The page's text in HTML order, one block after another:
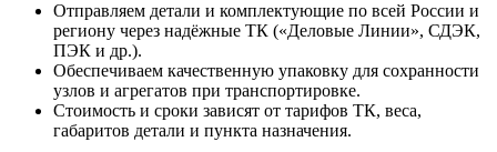
Отправляем детали и комплектующие по всей России и
региону через надёжные ТК («Деловые Линии», СДЭК,
ПЭК и др.).
Обеспечиваем качественную упаковку для сохранности
узлов и агрегатов при транспортировке.
Стоимость и сроки зависят от тарифов ТК, веса,
габаритов детали и пункта назначения.